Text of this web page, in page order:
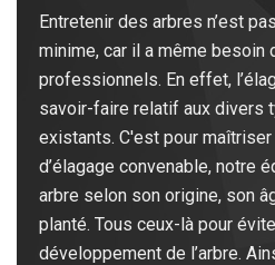
Entretenir des arbres n’est
minime, car il a même besoin
professionnels. En effet,
savoir-faire relatif aux divers
existants. C'est pour
d’élagage convenable, notre
arbre selon son origine, son
planté. Tous ceux-là pour
développement de l’arbre.